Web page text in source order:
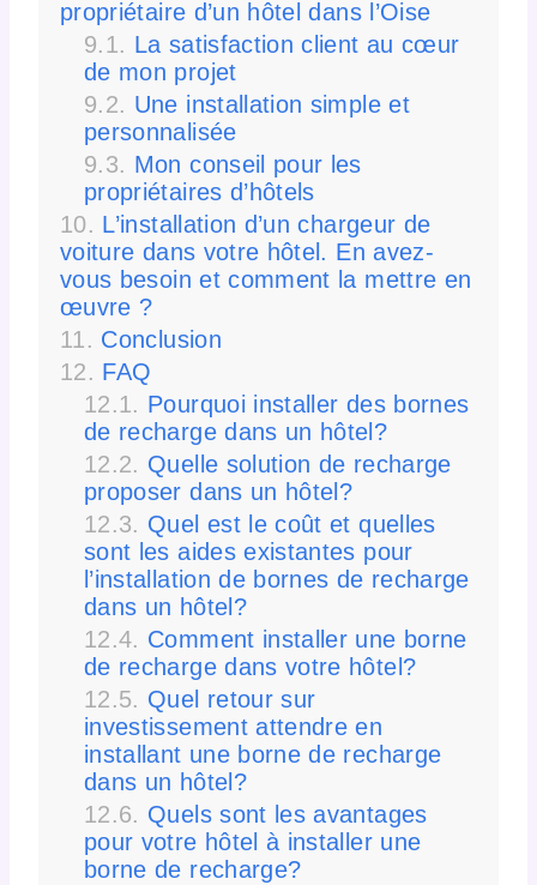
propriétaire d’un hôtel dans l’Oise
La satisfaction client au cœur
de mon projet
Une installation simple et
personnalisée
Mon conseil pour les
propriétaires d’hôtels
L’installation d’un chargeur de
voiture dans votre hôtel. En avez-
vous besoin et comment la mettre en
œuvre ?
Conclusion
FAQ
Pourquoi installer des bornes
de recharge dans un hôtel?
Quelle solution de recharge
proposer dans un hôtel?
Quel est le coût et quelles
sont les aides existantes pour
l’installation de bornes de recharge
dans un hôtel?
Comment installer une borne
de recharge dans votre hôtel?
Quel retour sur
investissement attendre en
installant une borne de recharge
dans un hôtel?
Quels sont les avantages
pour votre hôtel à installer une
borne de recharge?